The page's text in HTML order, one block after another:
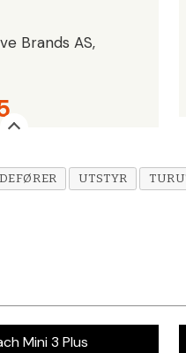
Brands AS,
UTSTYR
Mini 3 Plus